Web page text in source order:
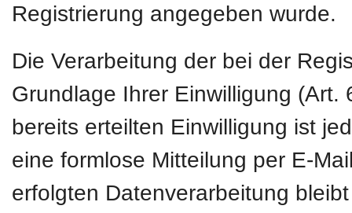
Registrierung angegeben wurde.
Die Verarbeitung der bei der
Grundlage Ihrer Einwilligung (Art.
bereits erteilten Einwilligung ist
eine formlose Mitteilung per E-
erfolgten Datenverarbeitung